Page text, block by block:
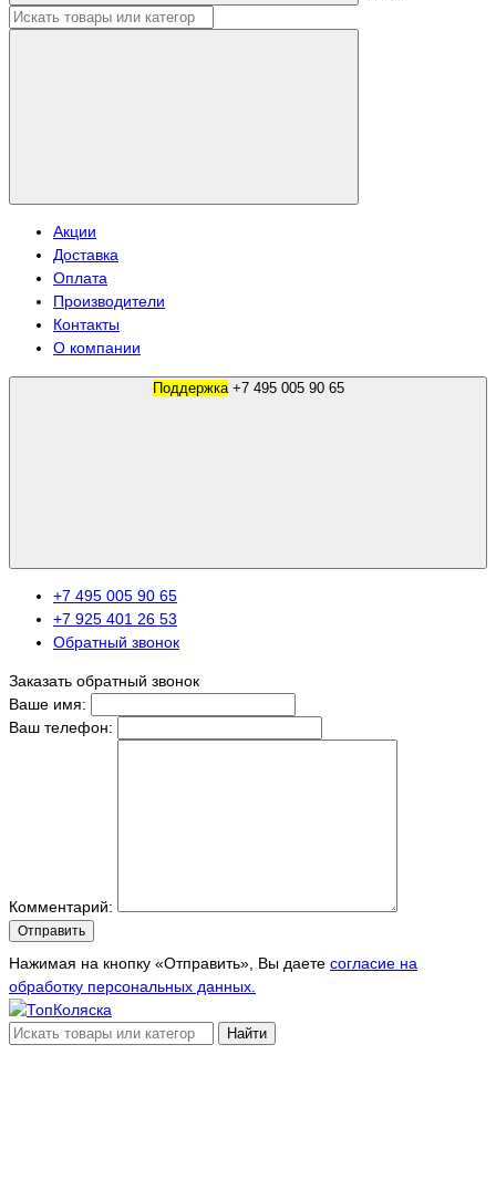
Акции
Доставка
Оплата
Производители
Контакты
О компании
Поддержка +7 495 005 90 65
+7 495 005 90 65
+7 925 401 26 53
Обратный звонок
Заказать обратный звонок
Ваше имя:
Ваш телефон:
Комментарий:
Отправить
Нажимая на кнопку «Отправить», Вы даете согласие на
обработку персональных данных.
Найти